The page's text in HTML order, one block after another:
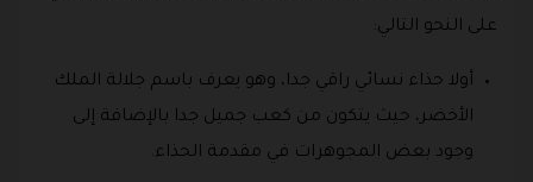
على النحو التالي:
أولا حذاء نسائي راقي جدا، وهو يعرف باسم جلالة الملك
الأخضر، حيث يتكون من كعب جميل جدا بالإضافة إلى
وجود بعض المجوهرات في مقدمة الحذاء.